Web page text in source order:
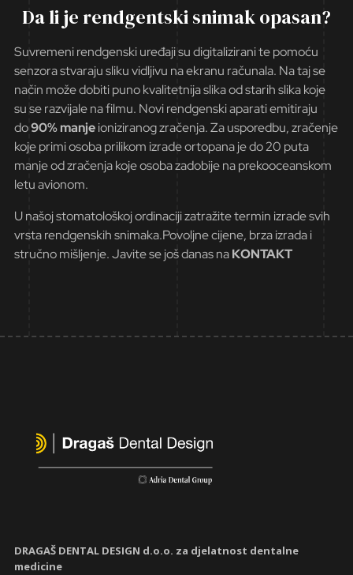
Da li je rendgentski snimak opasan?
Suvremeni rendgenski uređaji su digitalizirani te pomoću
senzora stvaraju sliku vidljivu na ekranu računala. Na taj se
način može dobiti puno kvalitetnija slika od starih slika koje
su se razvijale na filmu. Novi rendgenski aparati emitiraju
do90% manjeioniziranog zračenja. Za usporedbu, zračenje
koje primi osoba prilikom izrade ortopana je do 20 puta
manje od zračenja koje osoba zadobije na prekooceanskom
letu avionom.
U našoj stomatološkoj ordinaciji zatražite termin izrade svih
vrsta rendgenskih snimaka.Povoljne cijene, brza izrada i
stručno mišljenje. Javite se još danas naKONTAKT
DRAGAŠ DENTAL DESIGN d.o.o. za djelatnost dentalne
medicine